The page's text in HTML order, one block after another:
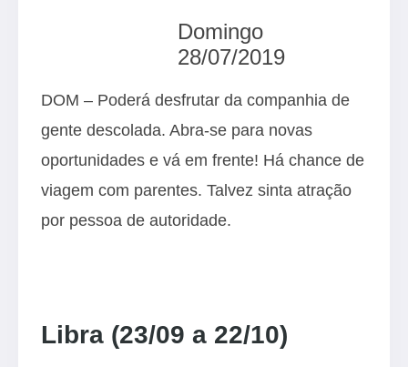
Domingo
28/07/2019
DOM – Poderá desfrutar da companhia de
gente descolada. Abra-se para novas
oportunidades e vá em frente! Há chance de
viagem com parentes. Talvez sinta atração
por pessoa de autoridade.
Libra (23/09 a 22/10)